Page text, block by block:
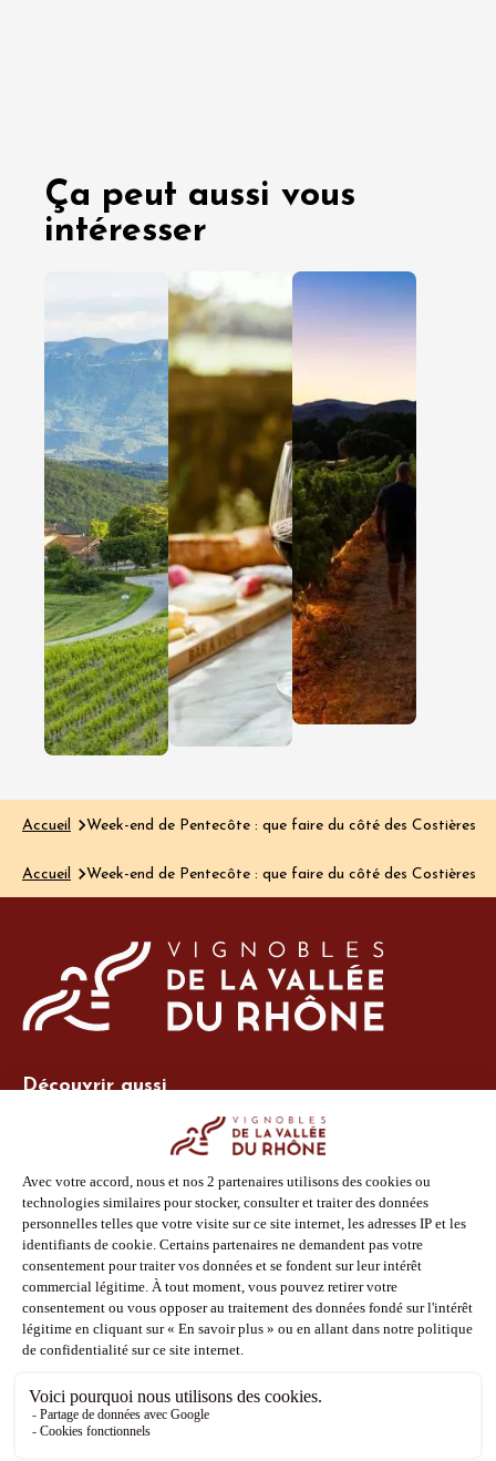
Ça peut aussi vous
intéresser
03 août
2026
En amoureux
Entre amis
Clairette
de Die :
nos idées
d’escales
pour
découvrir
ce vignoble
encore
confidentiel
On connaît la
Clairette de
Die pour ses
bulles délicates
et ses arômes
gourmands.
On connaît…
Lire l'article
Cap sur
Rhône
virée
Dans les
Côtes du
Rhône
autant
verre que
l’assiette…
Lire l'article
Accueil Week-end de Pentecôte : que faire du côté des Costières
Accueil Week-end de Pentecôte : que faire du côté des Costières
Découvrir aussi
Espace adhérent
Espace presse
Phototèque
Suivez-nous
Facebook
Instagram
Pinterest
Youtube